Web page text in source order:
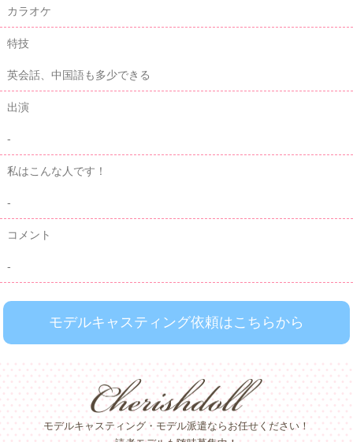
カラオケ
特技
英会話、中国語も多少できる
出演
-
私はこんな人です！
-
コメント
-
モデルキャスティング依頼はこちらから
モデルキャスティング・モデル派遣ならお任せください！